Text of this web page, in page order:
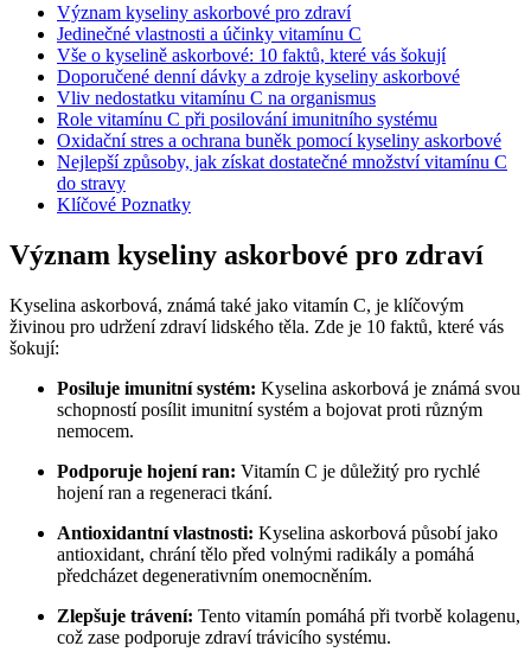
Význam kyseliny askorbové pro zdraví
Jedinečné vlastnosti a účinky vitamínu C
Vše o kyselině askorbové: 10 faktů, které vás šokují
Doporučené denní dávky a zdroje kyseliny askorbové
Vliv nedostatku vitamínu C na organismus
Role vitamínu C při posilování imunitního systému
Oxidační stres a ochrana buněk pomocí kyseliny askorbové
Nejlepší způsoby, jak získat dostatečné množství vitamínu C
do stravy
Klíčové Poznatky
Význam kyseliny askorbové pro zdraví
Kyselina askorbová, známá také jako vitamín C, je klíčovým
živinou pro udržení zdraví lidského těla. Zde je 10 faktů, které vás
šokují:
Posiluje imunitní systém: Kyselina askorbová je známá svou
schopností posílit imunitní systém a bojovat proti různým
nemocem.
Podporuje hojení ran: Vitamín C je důležitý pro rychlé
hojení ran a regeneraci tkání.
Antioxidantní vlastnosti: Kyselina askorbová působí jako
antioxidant, chrání tělo před volnými radikály a pomáhá
předcházet degenerativním onemocněním.
Zlepšuje trávení: Tento vitamín pomáhá při tvorbě kolagenu,
což zase podporuje zdraví trávicího systému.